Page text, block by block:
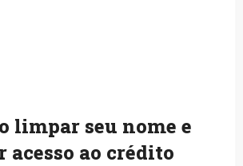
limpar seu nome e
acesso ao crédito